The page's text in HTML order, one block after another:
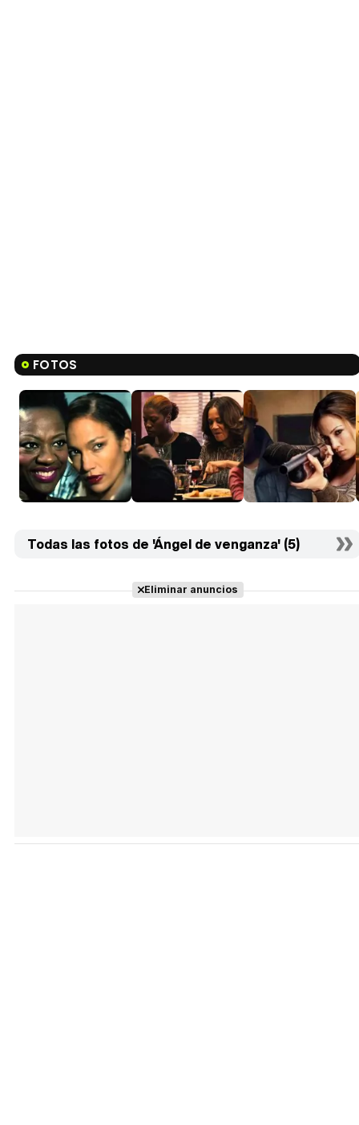
FOTOS
Todas las fotos de 'Ángel de venganza' (5)
Eliminar anuncios